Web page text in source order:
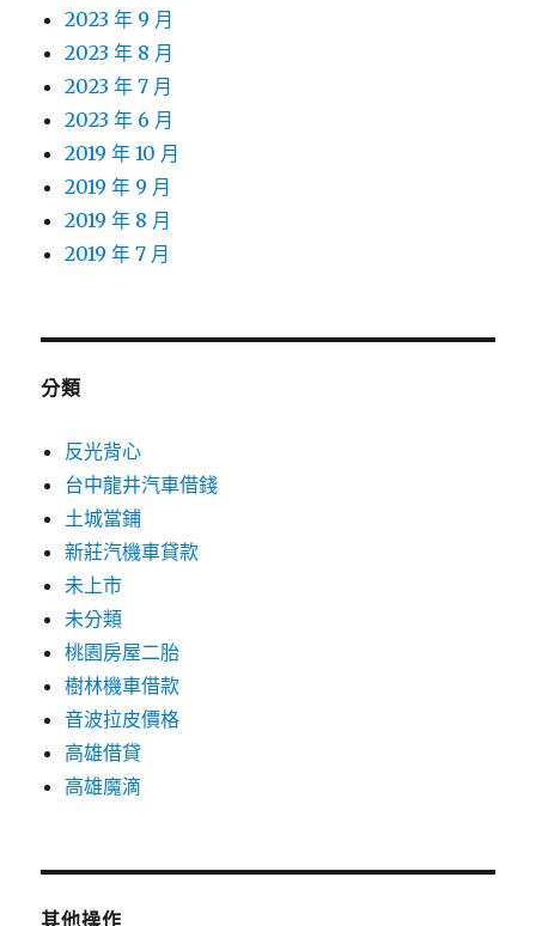
2023 年 9 月
2023 年 8 月
2023 年 7 月
2023 年 6 月
2019 年 10 月
2019 年 9 月
2019 年 8 月
2019 年 7 月
分類
反光背心
台中龍井汽車借錢
土城當鋪
新莊汽機車貸款
未上市
未分類
桃園房屋二胎
樹林機車借款
音波拉皮價格
高雄借貸
高雄魔滴
其他操作